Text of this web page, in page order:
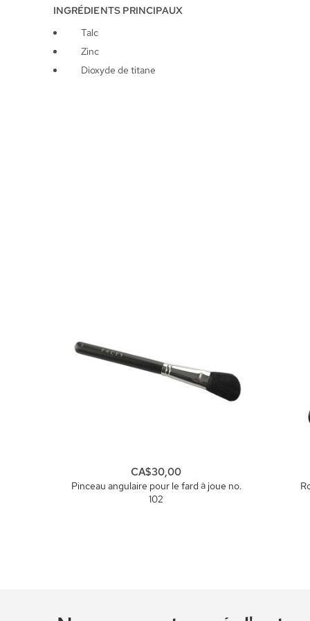
INGRÉDIENTS PRINCIPAUX
Talc
Zinc
Dioxyde de titane
Pinceau angulaire pour le fard à joue no.
102
CA$30,00